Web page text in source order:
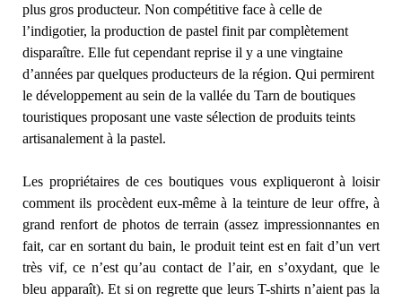
plus gros producteur. Non compétitive face à celle de
l’indigotier, la production de pastel finit par complètement
disparaître. Elle fut cependant reprise il y a une vingtaine
d’années par quelques producteurs de la région. Qui permirent
le développement au sein de la vallée du Tarn de boutiques
touristiques proposant une vaste sélection de produits teints
artisanalement à la pastel.
Les propriétaires de ces boutiques vous expliqueront à loisir
comment ils procèdent eux-même à la teinture de leur offre, à
grand renfort de photos de terrain (assez impressionnantes en
fait, car en sortant du bain, le produit teint est en fait d’un vert
très vif, ce n’est qu’au contact de l’air, en s’oxydant, que le
bleu apparaît). Et si on regrette que leurs T-shirts n’aient pas la